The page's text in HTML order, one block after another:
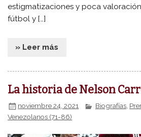
estigmatizaciones y poca
fútbol y […]
» Leer más
La historia de Nelson
noviembre 24, 2021 Biografías,
Venezolanos (71-86)